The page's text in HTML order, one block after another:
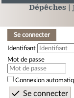
Dépêches
Se connecter
Identifiant
Mot de passe
Connexion